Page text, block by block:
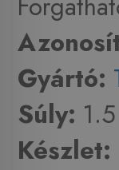
Gyártó:
Súly:
Készlet: